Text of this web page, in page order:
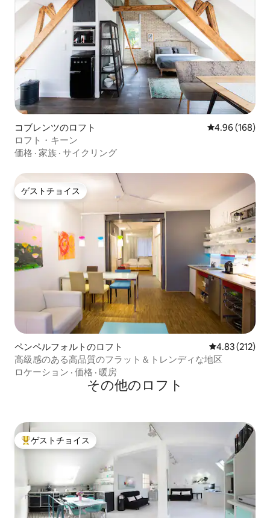
コブレンツのロフト レビュー168
4.96 (168)
ロフト・キーン
価格 · 家族 · サイクリング
ゲストチョイス
ゲストチョイス
ペンペルフォルトのロフト レビュー212
4.83 (212)
高級感のある高品質のフラット＆トレンディな地区
ロケーション · 価格 · 暖房
その他のロフト
大好評のゲストチョイスです。
ゲストチョイス